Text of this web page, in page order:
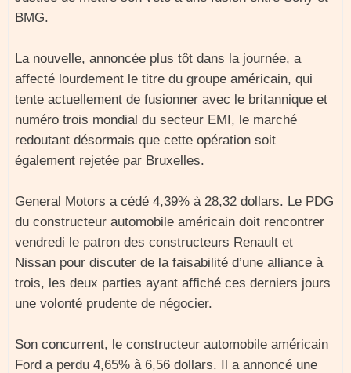
BMG.
La nouvelle, annoncée plus tôt dans la journée, a
affecté lourdement le titre du groupe américain, qui
tente actuellement de fusionner avec le britannique et
numéro trois mondial du secteur EMI, le marché
redoutant désormais que cette opération soit
également rejetée par Bruxelles.
General Motors a cédé 4,39% à 28,32 dollars. Le PDG
du constructeur automobile américain doit rencontrer
vendredi le patron des constructeurs Renault et
Nissan pour discuter de la faisabilité d’une alliance à
trois, les deux parties ayant affiché ces derniers jours
une volonté prudente de négocier.
Son concurrent, le constructeur automobile américain
Ford a perdu 4,65% à 6,56 dollars. Il a annoncé une